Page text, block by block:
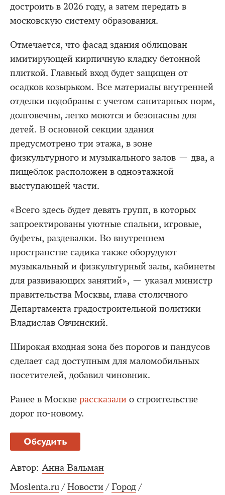
достроить в 2026 году, а затем передать в
московскую систему образования.
Отмечается, что фасад здания облицован
имитирующей кирпичную кладку бетонной
плиткой. Главный вход будет защищен от
осадков козырьком. Все материалы внутренней
отделки подобраны с учетом санитарных норм,
долговечны, легко моются и безопасны для
детей. В основной секции здания
предусмотрено три этажа, в зоне
физкультурного и музыкального залов — два, а
пищеблок расположен в одноэтажной
выступающей части.
«Всего здесь будет девять групп, в которых
запроектированы уютные спальни, игровые,
буфеты, раздевалки. Во внутреннем
пространстве садика также оборудуют
музыкальный и физкультурный залы, кабинеты
для развивающих занятий», — указал министр
правительства Москвы, глава столичного
Департамента градостроительной политики
Владислав Овчинский.
Широкая входная зона без порогов и пандусов
сделает сад доступным для маломобильных
посетителей, добавил чиновник.
Ранее в Москве рассказали о строительстве
дорог по-новому.
Обсудить
Автор: Анна Вальман
Moslenta.ru / Новости / Город /